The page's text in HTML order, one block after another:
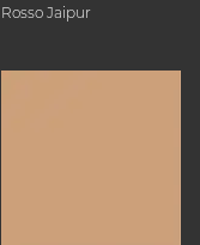
Rosso Jaipur